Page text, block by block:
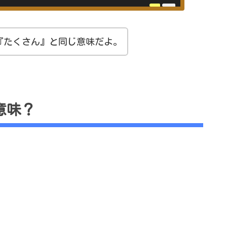
くさん』と同じ意味だよ。
味？